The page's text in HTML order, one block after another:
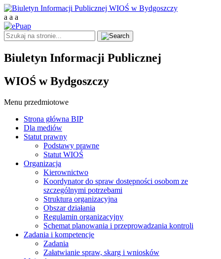
a a a
Biuletyn Informacji Publicznej
WIOŚ w Bydgoszczy
Menu przedmiotowe
Strona główna BIP
Dla mediów
Statut prawny
Podstawy prawne
Statut WIOŚ
Organizacja
Kierownictwo
Koordynator do spraw dostępności osobom ze
szczególnymi potrzebami
Struktura organizacyjna
Obszar działania
Regulamin organizacyjny
Schemat planowania i przeprowadzania kontroli
Zadania i kompetencje
Zadania
Załatwianie spraw, skarg i wniosków